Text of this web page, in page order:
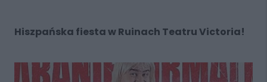
Hiszpańska fiesta w Ruinach Teatru Victoria!